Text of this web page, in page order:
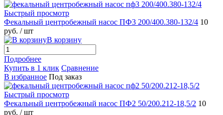
Быстрый просмотр
Фекальный центробежный насос ПФ3 200/400.380-132/4 10
руб. / шт
В корзину
Подробнее
Купить в 1 клик Сравнение
В избранное Под заказ
Быстрый просмотр
Фекальный центробежный насос ПФ2 50/200.212-18,5/2 10
руб. / шт